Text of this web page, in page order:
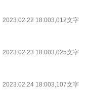
2023.02.22 18:003,012文字
2023.02.23 18:003,025文字
2023.02.24 18:003,107文字